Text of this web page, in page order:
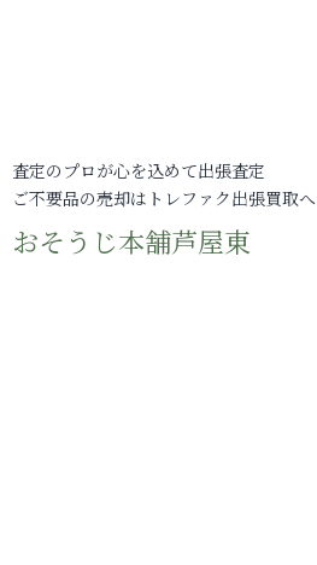
査定のプロが心を込めて出張査定
ご不要品の売却はトレファク出張買取へ
おそうじ本舗芦屋東